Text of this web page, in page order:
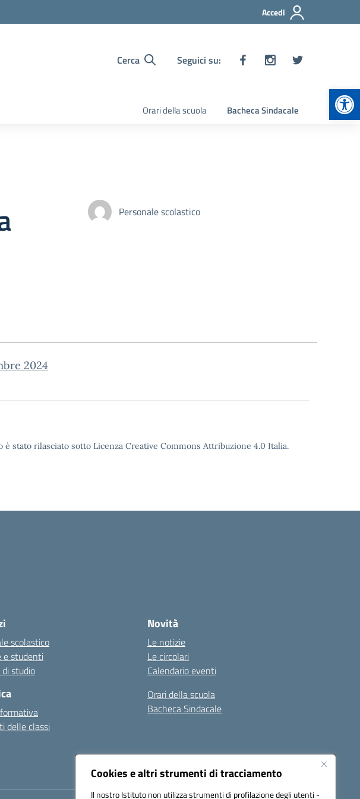
Cookies e altri strumenti di tracciamento
Il nostro Istituto non utilizza strumenti di profilazione degli utenti -
Accedi
Cerca Seguici su:
Orari della scuola Bacheca Sindacale
Personale scolastico
2024
stato rilasciato sotto Licenza Creative Commons Attribuzione 4.0 Italia.
scolastico
e studenti
di studio
delle classi
Novità
Le notizie
Le circolari
Calendario eventi
Orari della scuola
Bacheca Sindacale
Seguici su: